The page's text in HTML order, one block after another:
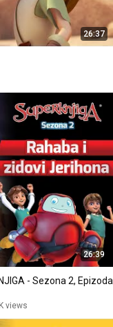
26:37
26:39
- Sezona 2, Epizoda
views